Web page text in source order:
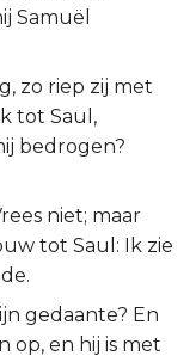
Samuël
zo riep zij met
tot Saul,
bedrogen?
niet; maar
tot Saul: Ik zie
gedaante? En
op, en hij is met